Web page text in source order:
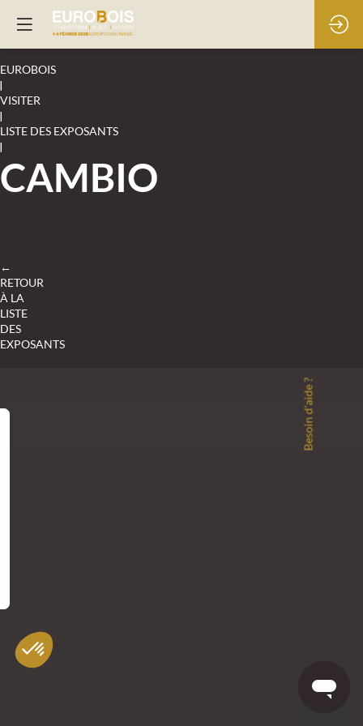
EUROBOIS
|
VISITER
|
LISTE DES EXPOSANTS
|
CAMBIO
←
RETOUR
À LA
LISTE
DES
EXPOSANTS
Besoin d'aide ?